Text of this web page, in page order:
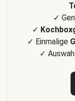
✓
✓
✓ Einmalige
✓